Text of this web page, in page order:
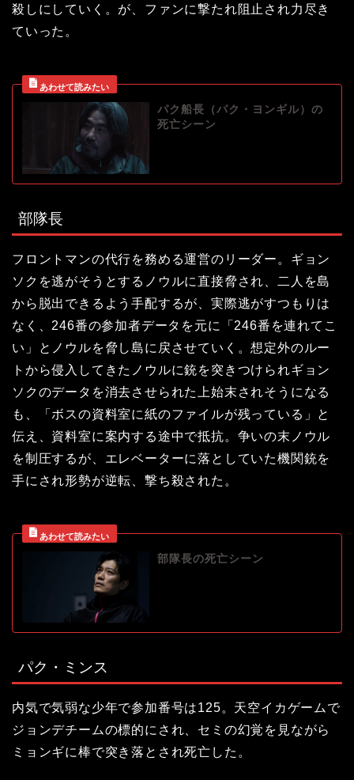
殺しにしていく。が、ファンに撃たれ阻止され力尽き
ていった。
パク船長（パク・ヨンギル）の
死亡シーン
部隊長
フロントマンの代行を務める運営のリーダー。ギョン
ソクを逃がそうとするノウルに直接脅され、二人を島
から脱出できるよう手配するが、実際逃がすつもりは
なく、246番の参加者データを元に「246番を連れてこ
い」とノウルを脅し島に戻させていく。想定外のルー
トから侵入してきたノウルに銃を突きつけられギョン
ソクのデータを消去させられた上始末されそうになる
も、「ボスの資料室に紙のファイルが残っている」と
伝え、資料室に案内する途中で抵抗。争いの末ノウル
を制圧するが、エレベーターに落としていた機関銃を
手にされ形勢が逆転、撃ち殺された。
部隊長の死亡シーン
パク・ミンス
内気で気弱な少年で参加番号は125。天空イカゲームで
ジョンデチームの標的にされ、セミの幻覚を見ながら
ミョンギに棒で突き落とされ死亡した。